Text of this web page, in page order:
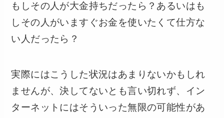
もしその人が大金持ちだったら？あるいはも
しその人がいますぐお金を使いたくて仕方な
い人だったら？
実際にはこうした状況はあまりないかもしれ
ませんが、決してないとも言い切れず、イン
ターネットにはそういった無限の可能性があ